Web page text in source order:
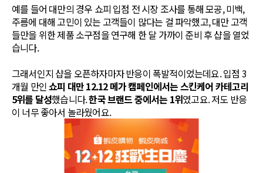
예를 들어 대만의 경우 쇼피 입점 전 시장 조사를 통해 모공, 미백,
주름에 대해 고민이 있는 고객들이 많다는 걸 파악했고, 대만 고객
들만을 위한 제품 소구점을 연구해 한 달 가까이 준비 후 샵을 열었
습니다.
그래서인지 샵을 오픈하자마자 반응이 폭발적이었는데요. 입점 3
개월 만인쇼피 대만 12.12 메가 캠페인에서는 스킨케어 카테고리
5위를 달성했습니다.한국 브랜드 중에서는 1위였고요. 저도 반응
이 너무 좋아서 놀라웠어요.